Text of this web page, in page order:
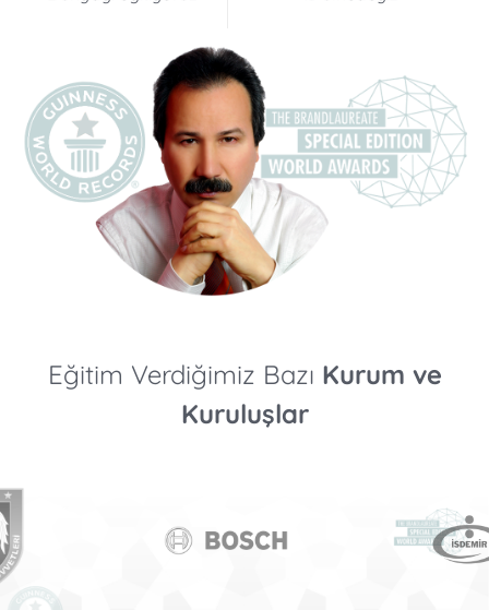
Eğitim Verdiğimiz Bazı Kurum ve
Kuruluşlar